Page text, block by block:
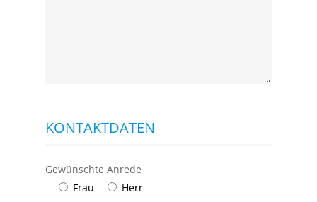
KONTAKTDATEN
Gewünschte Anrede
Frau
Herr